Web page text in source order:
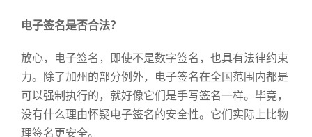
电子签名是否合法？
放心，电子签名，即使不是数字签名，也具有法律约束
力。除了加州的部分例外，电子签名在全国范围内都是
可以强制执行的，就好像它们是手写签名一样。毕竟，
没有什么理由怀疑电子签名的安全性。它们实际上比物
理签名更安全。